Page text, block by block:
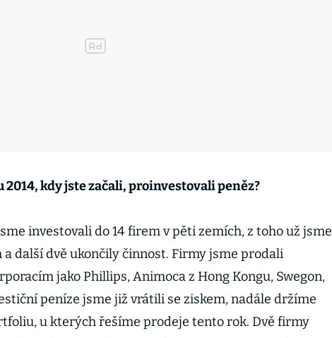
2014, kdy jste začali, proinvestovali peněz?
investovali do 14 firem v pěti zemích, z toho už jsme
další dvě ukončily činnost. Firmy jsme prodali
jako Phillips, Animoca z Hong Kongu, Swegon,
peníze jsme již vrátili se ziskem, nadále držíme
u kterých řešíme prodeje tento rok. Dvě firmy